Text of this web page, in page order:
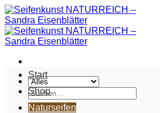
Zum
Inhalt
springen
Suche
nach:
Start
Shop
Naturseifen